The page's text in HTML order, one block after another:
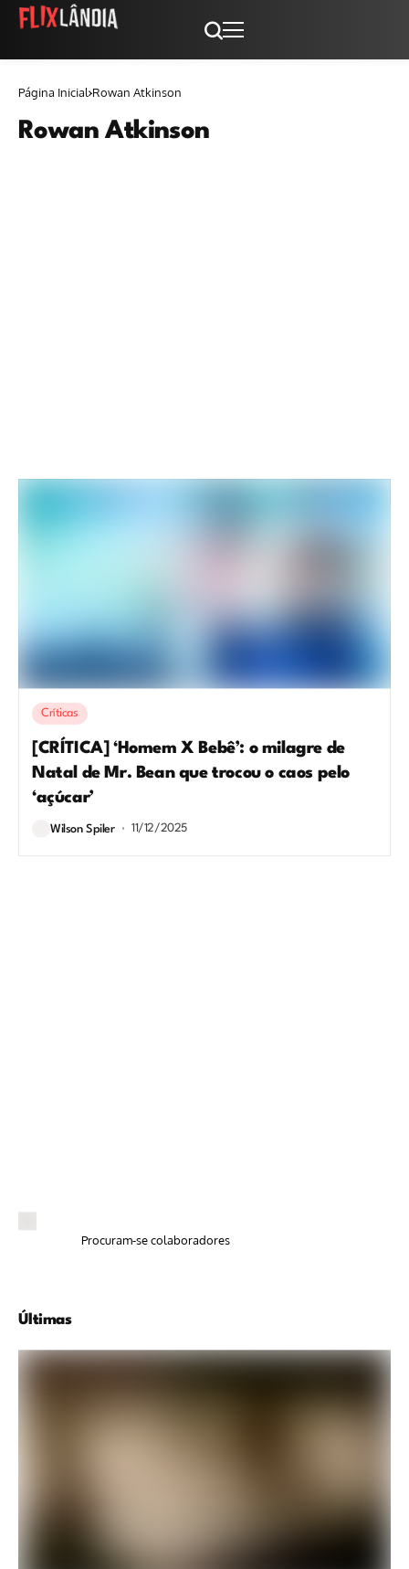
Página Inicial Rowan Atkinson
Rowan Atkinson
Críticas
[CRÍTICA] ‘Homem X Bebê’: o milagre de
Natal de Mr. Bean que trocou o caos pelo
‘açúcar’
Wilson Spiler 11/12/2025
Procuram-se colaboradores
Últimas